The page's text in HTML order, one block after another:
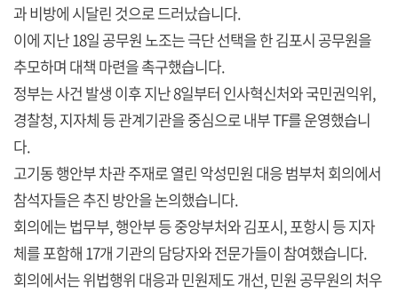
과 비방에 시달린 것으로 드러났습니다.
이에 지난 18일 공무원 노조는 극단 선택을 한 김포시 공무원을
추모하며 대책 마련을 촉구했습니다.
정부는 사건 발생 이후 지난 8일부터 인사혁신처와 국민권익위,
경찰청, 지자체 등 관계기관을 중심으로 내부 TF를 운영했습니
다.
고기동 행안부 차관 주재로 열린 악성민원 대응 범부처 회의에서
참석자들은 추진 방안을 논의했습니다.
회의에는 법무부, 행안부 등 중앙부처와 김포시, 포항시 등 지자
체를 포함해 17개 기관의 담당자와 전문가들이 참여했습니다.
회의에서는 위법행위 대응과 민원제도 개선, 민원 공무원의 처우